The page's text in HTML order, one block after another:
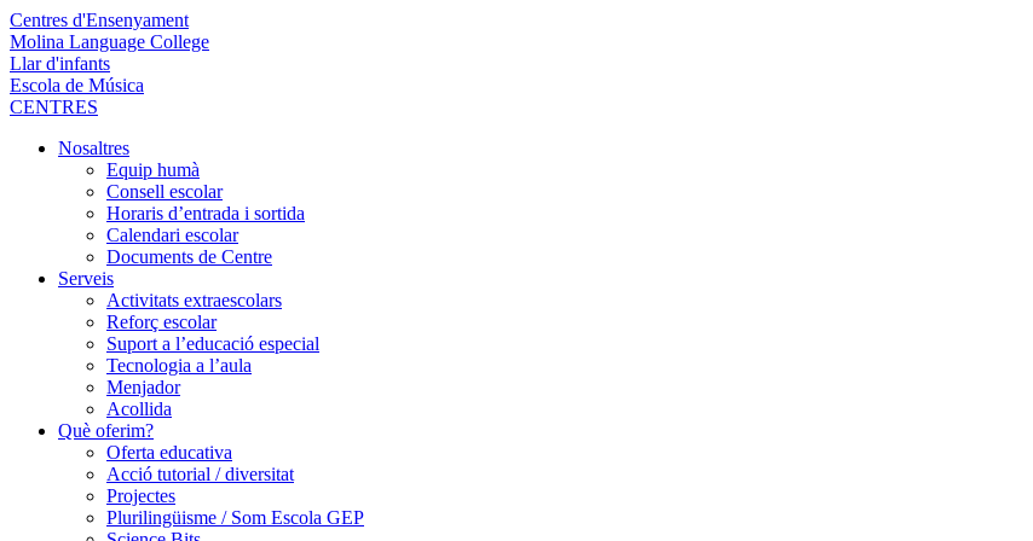
Centres d'Ensenyament
Molina Language College
Llar d'infants
Escola de Música
CENTRES
Nosaltres
Equip humà
Consell escolar
Horaris d’entrada i sortida
Calendari escolar
Documents de Centre
Serveis
Activitats extraescolars
Reforç escolar
Suport a l’educació especial
Tecnologia a l’aula
Menjador
Acollida
Què oferim?
Oferta educativa
Acció tutorial / diversitat
Projectes
Plurilingüisme / Som Escola GEP